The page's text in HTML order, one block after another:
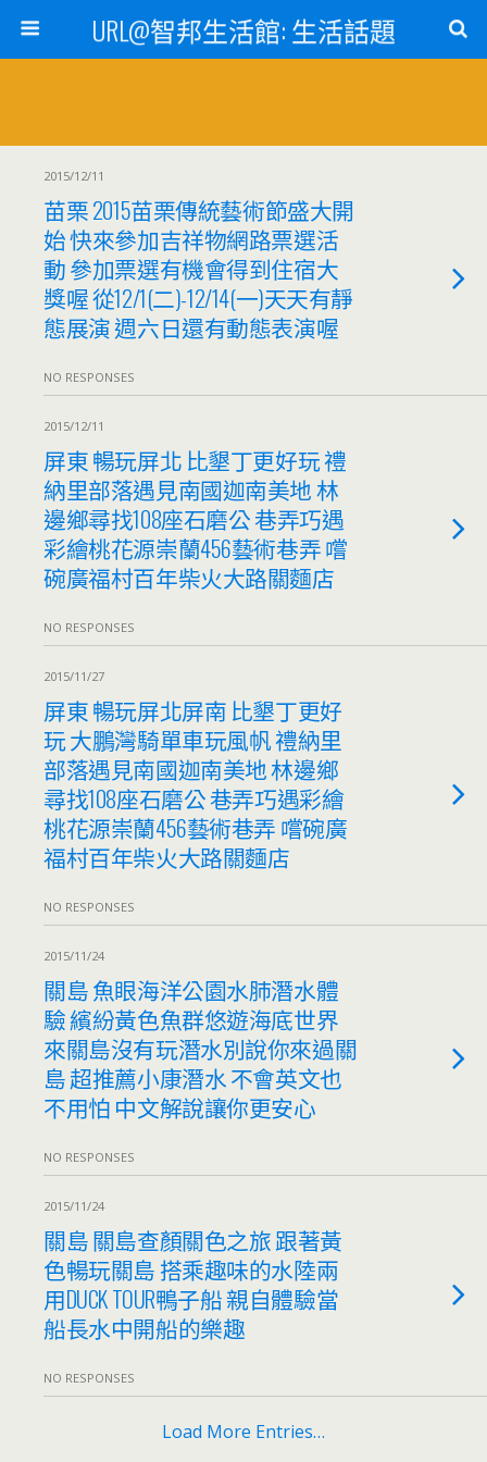
URL@智邦生活館: 生活話題
2015/12/11
苗栗 2015苗栗傳統藝術節盛大開
始 快來參加吉祥物網路票選活
動 參加票選有機會得到住宿大
獎喔 從12/1(二)-12/14(一)天天有靜
態展演 週六日還有動態表演喔
NO RESPONSES
2015/12/11
屏東 暢玩屏北 比墾丁更好玩 禮
納里部落遇見南國迦南美地 林
邊鄉尋找108座石磨公 巷弄巧遇
彩繪桃花源崇蘭456藝術巷弄 嚐
碗廣福村百年柴火大路關麵店
NO RESPONSES
2015/11/27
屏東 暢玩屏北屏南 比墾丁更好
玩 大鵬灣騎單車玩風帆 禮納里
部落遇見南國迦南美地 林邊鄉
尋找108座石磨公 巷弄巧遇彩繪
桃花源崇蘭456藝術巷弄 嚐碗廣
福村百年柴火大路關麵店
NO RESPONSES
2015/11/24
關島 魚眼海洋公園水肺潛水體
驗 繽紛黃色魚群悠遊海底世界
來關島沒有玩潛水別說你來過關
島 超推薦小康潛水 不會英文也
不用怕 中文解說讓你更安心
NO RESPONSES
2015/11/24
關島 關島查顏關色之旅 跟著黃
色暢玩關島 搭乘趣味的水陸兩
用DUCK TOUR鴨子船 親自體驗當
船長水中開船的樂趣
NO RESPONSES
Load More Entries…